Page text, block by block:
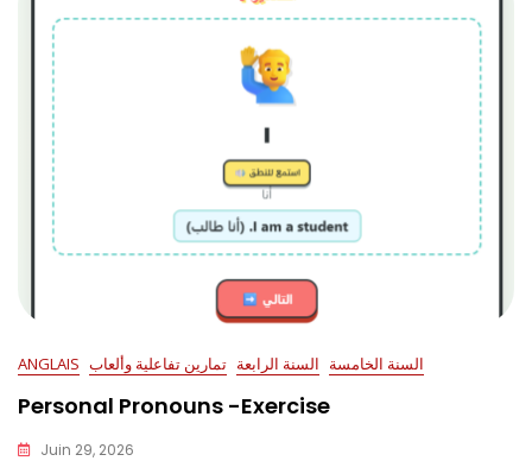
ANGLAIS السنة الخامسة السنة الرابعة تمارين تفاعلية وألعاب
Personal Pronouns -Exercise
Juin 29, 2026